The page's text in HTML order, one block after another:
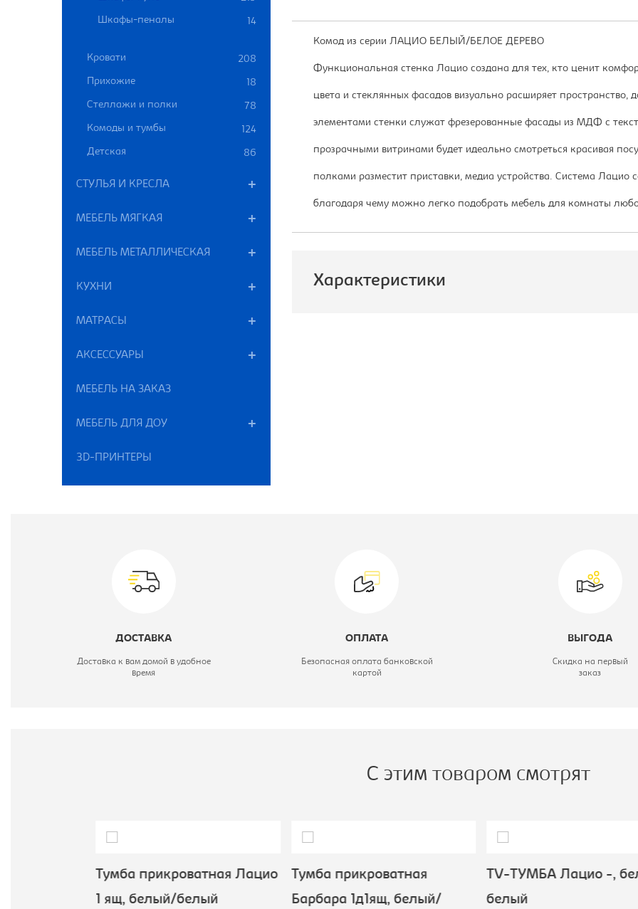
Шкафы-пеналы 14
Кровати 208
Прихожие 18
Стеллажи и полки 78
Комоды и тумбы 124
Детская 86
СТУЛЬЯ И КРЕСЛА
МЕБЕЛЬ МЯГКАЯ
МЕБЕЛЬ МЕТАЛЛИЧЕСКАЯ
КУХНИ
МАТРАСЫ
АКСЕССУАРЫ
МЕБЕЛЬ НА ЗАКАЗ
МЕБЕЛЬ ДЛЯ ДОУ
3D-ПРИНТЕРЫ
Комод из серии ЛАЦИО БЕЛЫЙ/БЕЛОЕ ДЕРЕВО
Функциональная стенка Лацио создана для тех, кто ценит
цвета и стеклянных фасадов визуально расширяет пространство,
элементами стенки служат фрезерованные фасады из МДФ с
прозрачными витринами будет идеально смотреться красивая
полками разместит приставки, медиа устройства. Система Лацио
благодаря чему можно легко подобрать мебель для комнаты
Характеристики
Коллекция:
ДОСТАВКА
Доставка к вам домой в удобное
время
ОПЛАТА
Безопасная оплата банковской
картой
ВЫГОДА
Скидка на первый
заказ
С этим товаром смотрят
Тумба прикроватная Лацио
1 ящ, белый/белый
Тумба прикроватная
Барбара 1д1ящ, белый/
TV-ТУМБА Лацио -,
белый